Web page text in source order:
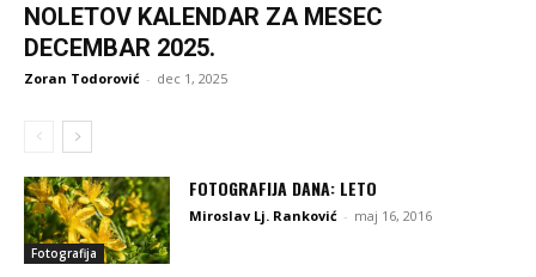
NOLETOV KALENDAR ZA MESEC
DECEMBAR 2025.
Zoran Todorović - dec 1, 2025
Fotografija
FOTOGRAFIJA DANA: LETO
Miroslav Lj. Ranković - maj 16, 2016